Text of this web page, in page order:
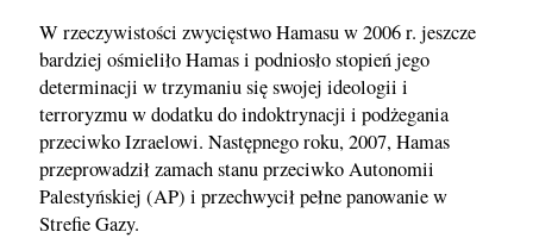
W rzeczywistości zwycięstwo Hamasu w 2006 r. jeszcze
bardziej ośmieliło Hamas i podniosło stopień jego
determinacji w trzymaniu się swojej ideologii i
terroryzmu w dodatku do indoktrynacji i podżegania
przeciwko Izraelowi. Następnego roku, 2007, Hamas
przeprowadził zamach stanu przeciwko Autonomii
Palestyńskiej (AP) i przechwycił pełne panowanie w
Strefie Gazy.